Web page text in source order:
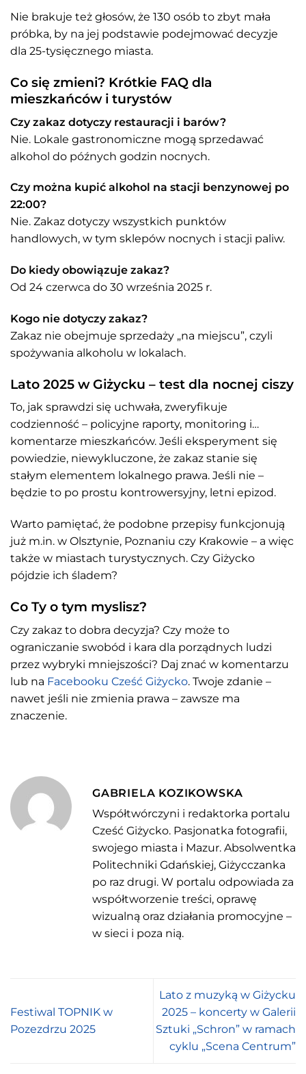
Nie brakuje też głosów, że 130 osób to zbyt mała
próbka, by na jej podstawie podejmować decyzje
dla 25-tysięcznego miasta.
Co się zmieni? Krótkie FAQ dla
mieszkańców i turystów
Czy zakaz dotyczy restauracji i barów?
Nie. Lokale gastronomiczne mogą sprzedawać
alkohol do późnych godzin nocnych.
Czy można kupić alkohol na stacji benzynowej po
22:00?
Nie. Zakaz dotyczy wszystkich punktów
handlowych, w tym sklepów nocnych i stacji paliw.
Do kiedy obowiązuje zakaz?
Od 24 czerwca do 30 września 2025 r.
Kogo nie dotyczy zakaz?
Zakaz nie obejmuje sprzedaży „na miejscu”, czyli
spożywania alkoholu w lokalach.
Lato 2025 w Giżycku – test dla nocnej ciszy
To, jak sprawdzi się uchwała, zweryfikuje
codzienność – policyjne raporty, monitoring i…
komentarze mieszkańców. Jeśli eksperyment się
powiedzie, niewykluczone, że zakaz stanie się
stałym elementem lokalnego prawa. Jeśli nie –
będzie to po prostu kontrowersyjny, letni epizod.
Warto pamiętać, że podobne przepisy funkcjonują
już m.in. w Olsztynie, Poznaniu czy Krakowie – a więc
także w miastach turystycznych. Czy Giżycko
pójdzie ich śladem?
Co Ty o tym myslisz?
Czy zakaz to dobra decyzja? Czy może to
ograniczanie swobód i kara dla porządnych ludzi
przez wybryki mniejszości? Daj znać w komentarzu
lub na Facebooku Cześć Giżycko. Twoje zdanie –
nawet jeśli nie zmienia prawa – zawsze ma
znaczenie.
GABRIELA KOZIKOWSKA
Współtwórczyni i redaktorka portalu
Cześć Giżycko. Pasjonatka fotografii,
swojego miasta i Mazur. Absolwentka
Politechniki Gdańskiej, Giżycczanka
po raz drugi. W portalu odpowiada za
współtworzenie treści, oprawę
wizualną oraz działania promocyjne –
w sieci i poza nią.
Festiwal TOPNIK w
Pozezdrzu 2025
Lato z muzyką w Giżycku
2025 – koncerty w Galerii
Sztuki „Schron” w ramach
cyklu „Scena Centrum”